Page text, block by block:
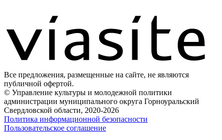
Все предложения, размещенные на сайте, не являются
публичной офертой.
© Управление культуры и молодежной политики
администрации муниципального округа Горноуральский
Свердловской области, 2020-2026
Политика информационной безопасности
Пользовательское соглашение